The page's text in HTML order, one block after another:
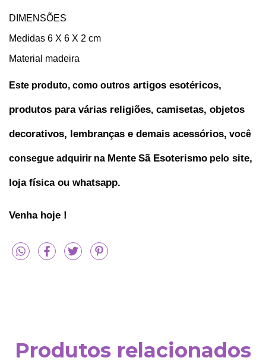
DIMENSÕES
Medidas 6 X 6 X 2 cm
Material madeira
Este produto, como outros artigos esotéricos,
produtos para várias religiões, camisetas, objetos
decorativos, lembranças e demais acessórios, você
consegue adquirir na Mente Sã Esoterismo pelo site,
loja física ou whatsapp.
Venha hoje !
Produtos relacionados